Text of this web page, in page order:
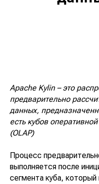
Apache Kylin – это
предварительно
данных,
есть кубов
(OLAP)
Процесс
выполняется после
сегмента куба,